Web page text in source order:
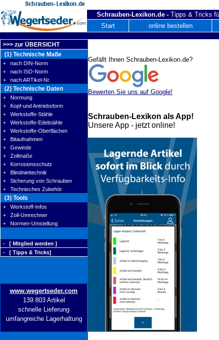
Schrauben-Lexikon.de - Tipps & Tricks
Start
online bestellen
>>> zur ÜBERSICHT
(1) Technische Maße
+ nach DIN-Norm
+ nach ISO-Norm
+ nach ARTikel-Nr.
(2) Technische Daten
+ Normung
+ Kopf-und Antriebsform
+ Werkstoffe-Stähle
+ Werkstoffe-Edelstähle
+ Werkstoffe-Oberflächen
+ Bitaufnahmen
+ Gewinde
+ Zollmaße
+ Korrosionsschutz
+ Blindniettechnik
+ Sicherung von Schrauben
+ Technisches Zubehör
(3) Tools
+ Werkstoff-Infos
+ Zoll-Umrechner
+ Normen-Umstellung
- [ Mitglied werden ]
- [ Tipps & Tricks]
www.wegertseder.com
139.803 Artikel
schnelle Lieferung
umfangreiche Lagerhaltung
Gefällt Ihnen Schrauben-Lexikon.de?
Bewerten Sie uns auf Google!
Schrauben-Lexikon als App!
Unsere App - jetzt online!